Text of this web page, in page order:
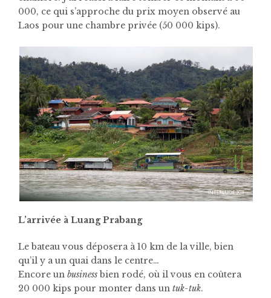
000, ce qui s’approche du prix moyen observé au
Laos pour une chambre privée (50 000 kips).
L’arrivée à Luang Prabang
Le bateau vous déposera à 10 km de la ville, bien
qu’il y a un quai dans le centre…
Encore un business bien rodé, où il vous en coûtera
20 000 kips pour monter dans un tuk-tuk.